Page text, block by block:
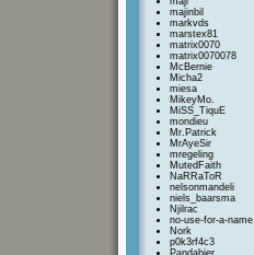
majinbil
markvds
marstex81
matrix0070
matrix0070078
McBernie
Micha2
miesa
MikeyMo.
MiSS_TiquE
mondieu
Mr.Patrick
MrAyeSir
mregeling
MutedFaith
NaRRaToR
nelsonmandeli
niels_baarsma
Njilrac
no-use-for-a-name
Nork
p0k3rf4c3
Pandabier